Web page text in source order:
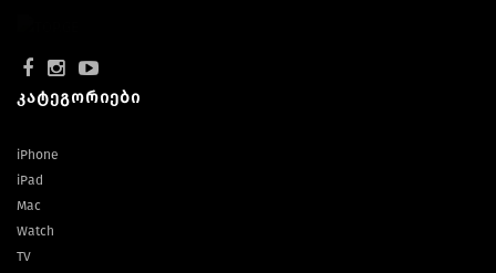
კატეგორიები
iPhone
iPad
Mac
Watch
TV